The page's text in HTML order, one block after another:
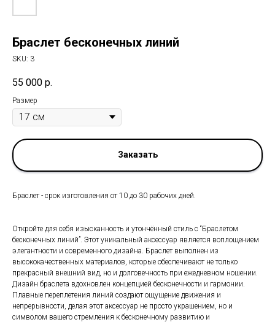
Браслет бесконечных линий
SKU: 3
55 000 р.
Размер
Заказать
Браслет - срок изготовления от 10 до 30 рабочих дней.
Откройте для себя изысканность и утончённый стиль с “Браслетом
бесконечных линий”. Этот уникальный аксессуар является воплощением
элегантности и современного дизайна. Браслет выполнен из
высококачественных материалов, которые обеспечивают не только
прекрасный внешний вид, но и долговечность при ежедневном ношении.
Дизайн браслета вдохновлен концепцией бесконечности и гармонии.
Плавные переплетения линий создают ощущение движения и
непрерывности, делая этот аксессуар не просто украшением, но и
символом вашего стремления к бесконечному развитию и